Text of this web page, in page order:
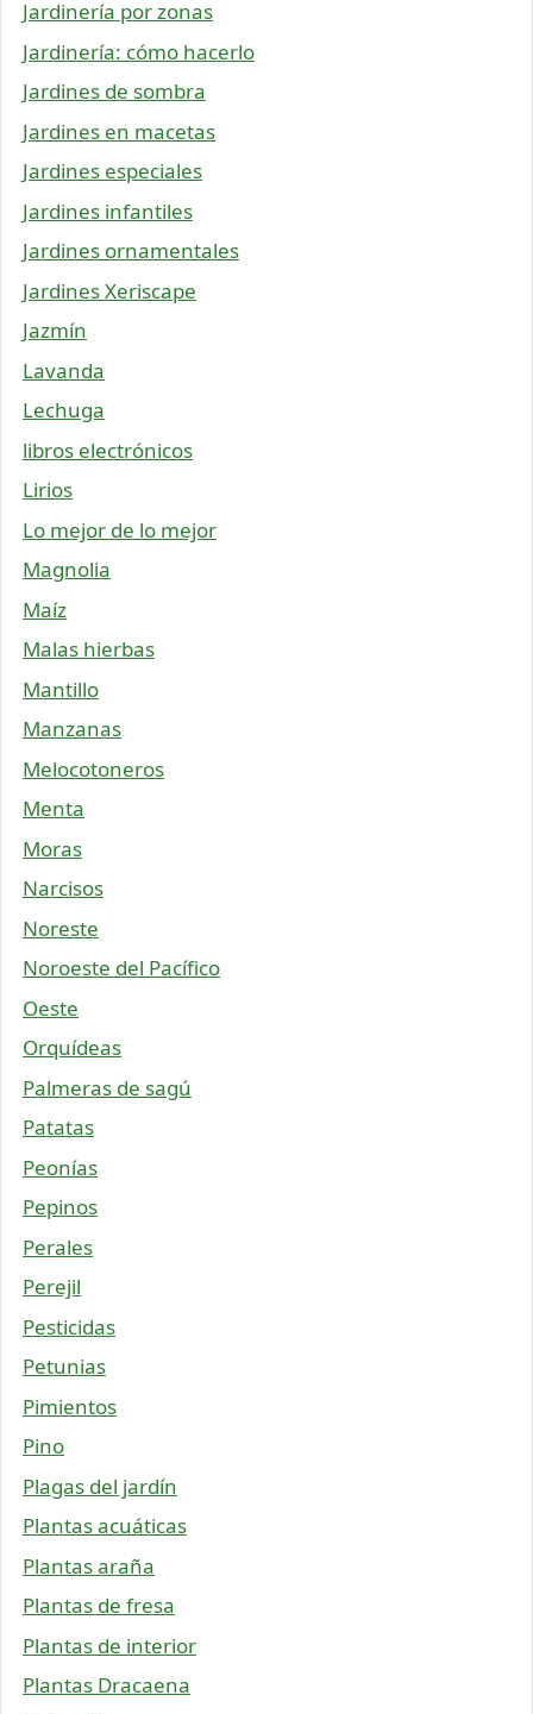
Jardinería por zonas
Jardinería: cómo hacerlo
Jardines de sombra
Jardines en macetas
Jardines especiales
Jardines infantiles
Jardines ornamentales
Jardines Xeriscape
Jazmín
Lavanda
Lechuga
libros electrónicos
Lirios
Lo mejor de lo mejor
Magnolia
Maíz
Malas hierbas
Mantillo
Manzanas
Melocotoneros
Menta
Moras
Narcisos
Noreste
Noroeste del Pacífico
Oeste
Orquídeas
Palmeras de sagú
Patatas
Peonías
Pepinos
Perales
Perejil
Pesticidas
Petunias
Pimientos
Pino
Plagas del jardín
Plantas acuáticas
Plantas araña
Plantas de fresa
Plantas de interior
Plantas Dracaena